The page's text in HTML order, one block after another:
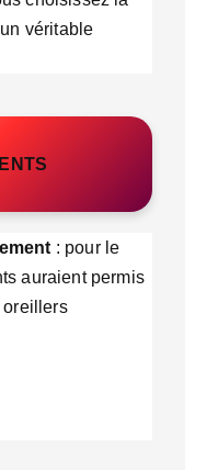
véritable
: pour le
auraient permis
oreillers